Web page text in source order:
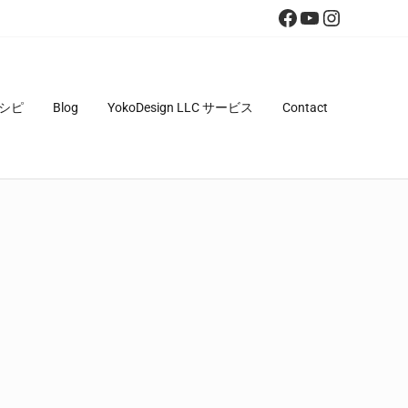
Facebook
YouTube
ピ Blog YokoDesign LLC サービス Contact